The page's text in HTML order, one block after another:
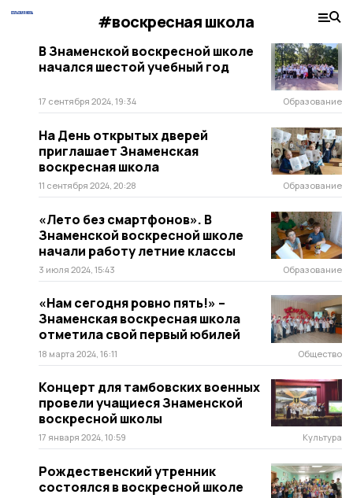
#воскресная школа
В Знаменской воскресной школе
начался шестой учебный год
17 сентября 2024, 19:34 Образование
На День открытых дверей
приглашает Знаменская
воскресная школа
11 сентября 2024, 20:28 Образование
«Лето без смартфонов». В
Знаменской воскресной школе
начали работу летние классы
3 июля 2024, 15:43 Образование
«Нам сегодня ровно пять!» –
Знаменская воскресная школа
отметила свой первый юбилей
18 марта 2024, 16:11 Общество
Концерт для тамбовских военных
провели учащиеся Знаменской
воскресной школы
17 января 2024, 10:59 Культура
Рождественский утренник
состоялся в воскресной школе